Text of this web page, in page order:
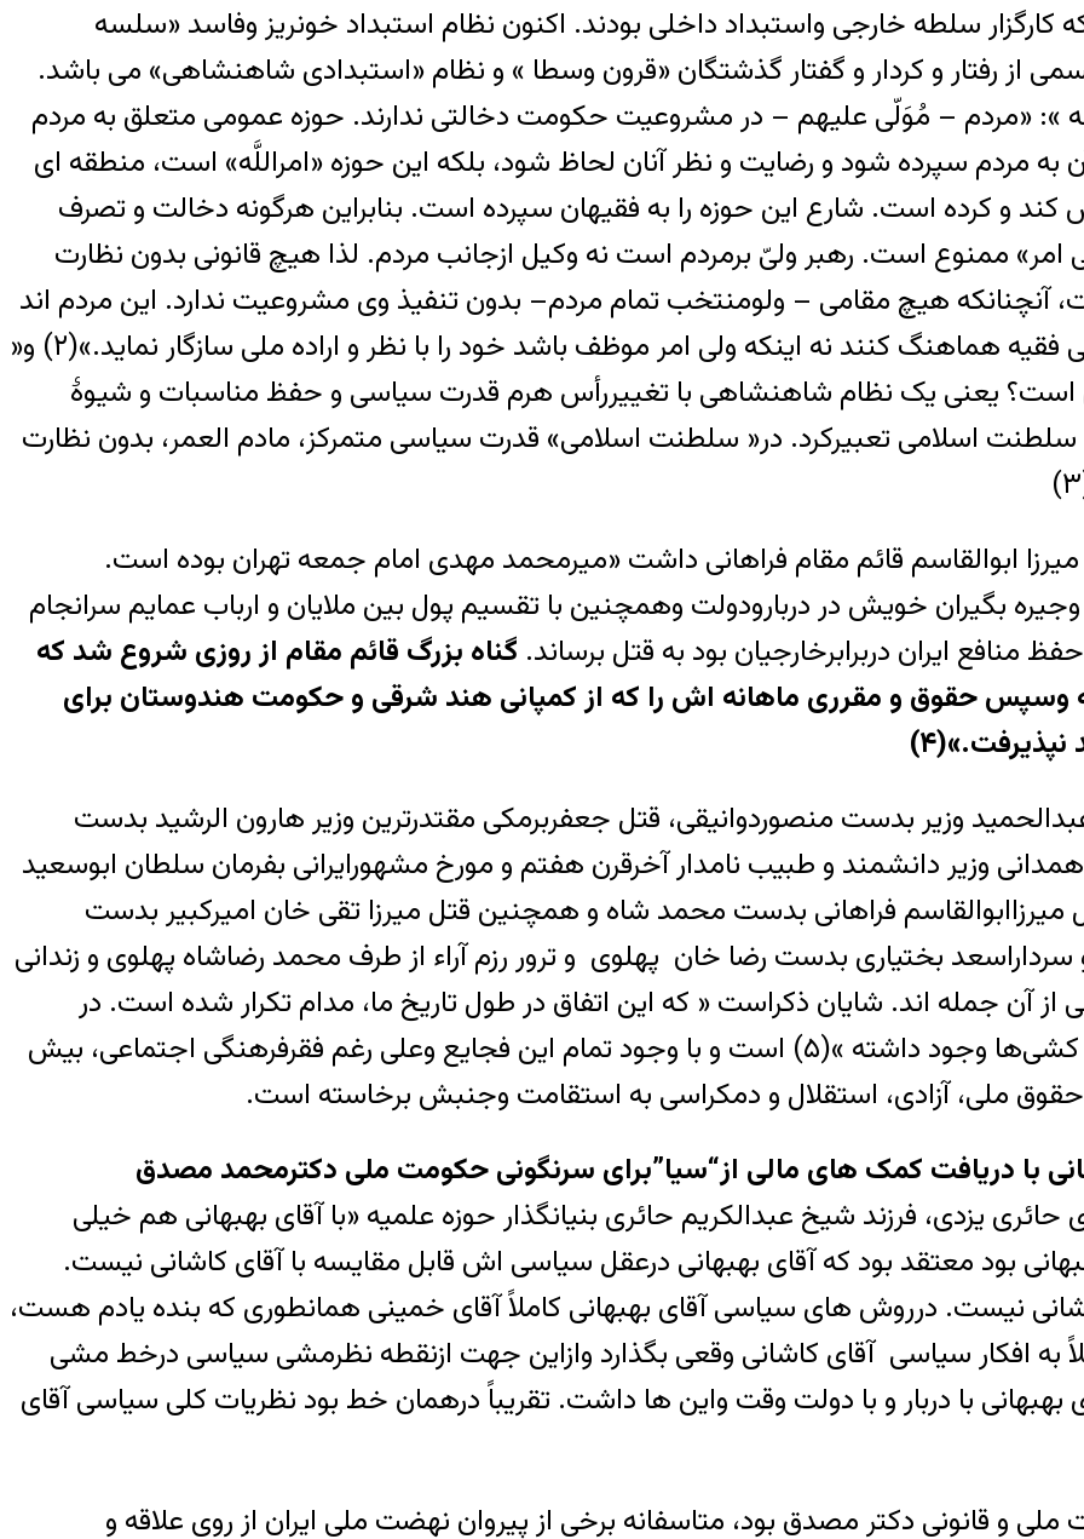
کارگزار سلطه خارجی واستبداد داخلی بودند. اکنون نظام استبداد خونریز وفاسد «سلسه
از رفتار و کردار و گفتار گذشتگان «قرون وسطا » و نظام «استبدادی شاهنشاهی» می باشد.
«مردم – مُوَلّى علیهم – در مشروعیت حکومت دخالتى ندارند. حوزه عمومى متعلق به مردم
مردم سپرده شود و رضایت و نظر آنان لحاظ شود، بلکه این حوزه «امراللَّه» است، منطقه اى
کند و کرده است. شارع این حوزه را به فقیهان سپرده است. بنابراین هرگونه دخالت و تصرف
امر» ممنوع است. رهبر ولىّ برمردم است نه وکیل ازجانب مردم. لذا هیچ قانونى بدون نظارت
آنچنانکه هیچ مقامى – ولومنتخب تمام مردم– بدون تنفیذ وى مشروعیت ندارد. این مردم اند
که مى باید خود را درحوزه عمومى با رأى و اراده ولى فقیه هماهنگ کنند نه اینکه ولى امر موظف باشد خود را با نظر و اراده ملى سازگار نماید.»(۲) و«
است؟ یعنی یک نظام شاهنشاهی با تغییررأس هرم قدرت سیاسی و حفظ مناسبات و شیوۀ
سلطنت اسلامی تعبیرکرد. در« سلطنت اسلامی» قدرت سیاسی متمرکز، مادم العمر، بدون نظارت
ابوالقاسم قائم مقام فراهانی داشت «میرمحمد مهدی امام جمعه تهران بوده است.
بگیران خویش در دربارودولت وهمچنین با تقسیم پول بین ملایان و ارباب عمایم سرانجام
منافع ایران دربرابرخارجیان بود به قتل برساند. گناه بزرگ قائم مقام از روزی شروع شد که
وسپس حقوق و مقرری ماهانه اش را که از کمپانی هند شرقی و حکومت هندوستان برای
عبدالحمید وزیر بدست منصوردوانیقی، قتل جعفربرمکی مقتدرترین وزیر هارون الرشید بدست
وزیر دانشمند و طبیب نامدار آخرقرن هفتم و مورخ مشهورایرانی بفرمان سلطان ابوسعید
فراهانی بدست محمد شاه و همچنین قتل میرزا تقی خان امیرکبیر بدست
سرداراسعد بختیاری بدست رضا خان پهلوی و ترور رزم آراء از طرف محمد رضاشاه پهلوی و زندانی
جمله اند. شایان ذکراست « که این اتفاق در طول تاریخ ما، مدام تکرار شده است. در
سرتاسر دوران سلطنتی، این نسل‌کشی‌ها و نابغه کشی‌ها وجود داشته »(۵) است و با وجود تمام این فجایع وعلی رغم فقرفرهنگی اجتماعی، بیش
ملی، آزادی، استقلال و دمکراسی به استقامت وجنبش برخاسته است.
با دریافت کمک های مالی از“سیا”برای سرنگونی حکومت ملی دکترمحمد مصدق
یزدی، فرزند شیخ عبدالکریم حائری بنیانگذار حوزه علمیه «با آقای بهبهانی هم خیلی
بود معتقد بود که آقای بهبهانی درعقل سیاسی اش قابل مقایسه با آقای کاشانی نیست.
نیست. درروش های سیاسی آقای بهبهانی کاملاً آقای خمینی همانطوری که بنده یادم هست،
به افکار سیاسی آقای کاشانی وقعی بگذارد وازاین جهت ازنقطه نظرمشی سیاسی درخط مشی
با دربار و با دولت وقت واین ها داشت. تقریباً درهمان خط بود نظریات کلی سیاسی آقای
و قانونی دکتر مصدق بود، متاسفانه برخی از پیروان نهضت ملی ایران از روی علاقه و